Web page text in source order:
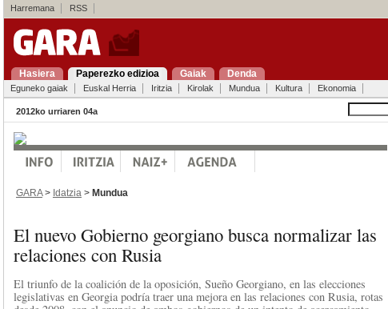
Harremana RSS
Hasiera Paperezko edizioa Gaiak Denda
Eguneko gaiak Euskal Herria Iritzia Kirolak Mundua Kultura Ekonomia
2012ko urriaren 04a
GARA> Idatzia > Mundua
El nuevo Gobierno georgiano busca normalizar las
relaciones con Rusia
El triunfo de la coalición de la oposición, Sueño Georgiano, en las elecciones
legislativas en Georgia podría traer una mejora en las relaciones con Rusia, rotas